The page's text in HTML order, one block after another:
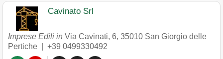
Cavinato Srl
Imprese Edili in Via Cavinati, 6, 35010 San Giorgio delle
Pertiche
+39 0499330492